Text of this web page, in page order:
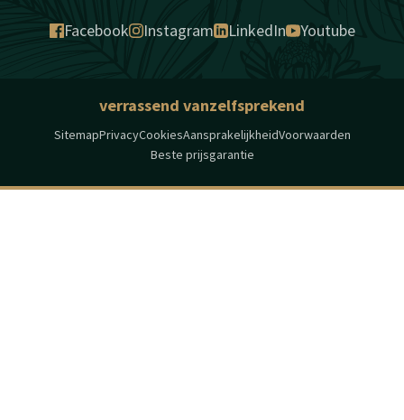
Facebook Instagram LinkedIn Youtube
verrassend vanzelfsprekend
SitemapPrivacyCookiesAansprakelijkheidVoorwaarden
Beste prijsgarantie